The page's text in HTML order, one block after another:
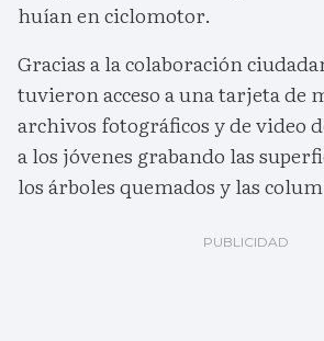
huían en ciclomotor.
Gracias a la colaboración
tuvieron acceso a una tarjeta de
archivos fotográficos y de video
a los jóvenes grabando las
los árboles quemados y las